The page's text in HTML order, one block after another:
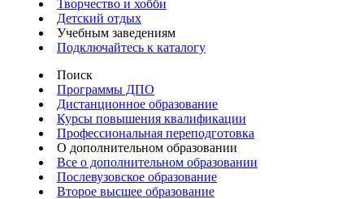
Творчество и хобби
Детский отдых
Учебным заведениям
Подключайтесь к каталогу
Поиск
Программы ДПО
Дистанционное образование
Курсы повышения квалификации
Профессиональная переподготовка
О дополнительном образовании
Все о дополнительном образовании
Послевузовское образование
Второе высшее образование